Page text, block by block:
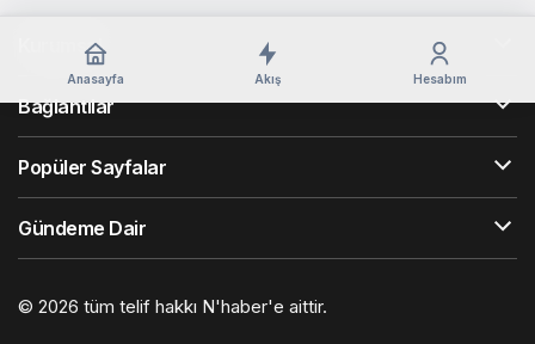
Anasayfa Akış Hesabım
Kurumsal
Bağlantılar
Popüler Sayfalar
Gündeme Dair
© 2026 tüm telif hakkı N'haber'e aittir.